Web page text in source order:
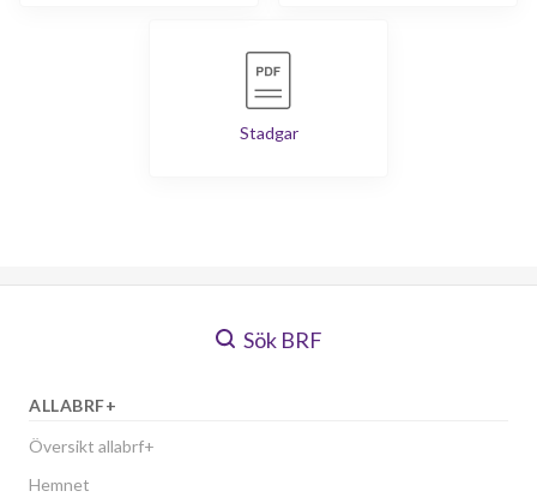
Stadgar
Sök BRF
ALLABRF+
Översikt allabrf+
Hemnet